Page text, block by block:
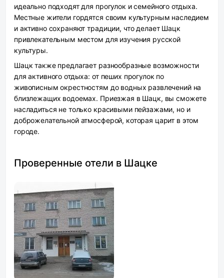
идеально подходят для прогулок и семейного отдыха.
Местные жители гордятся своим культурным наследием
и активно сохраняют традиции, что делает Шацк
привлекательным местом для изучения русской
культуры.
Шацк также предлагает разнообразные возможности
для активного отдыха: от пеших прогулок по
живописным окрестностям до водных развлечений на
близлежащих водоемах. Приезжая в Шацк, вы сможете
насладиться не только красивыми пейзажами, но и
доброжелательной атмосферой, которая царит в этом
городе.
Проверенные отели в Шацке